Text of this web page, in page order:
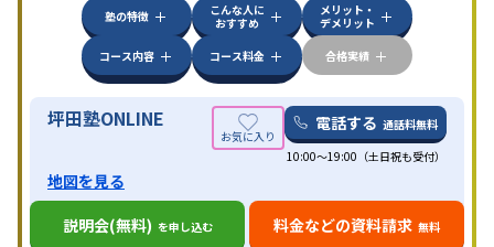
特徴
中高一貫校生に対応授業の振替可能 不登校生に対
学習にPC・タブレットを利用オンライン対応
科目から受講可能季節講習のみの受講可発達障害
の子どもに対応
塾の特徴
こんな人に
おすすめ
メリット・
デメリット
コース内容
コース料金 合格実績
坪田塾ONLINE 電話する 通話料無料
10:00～19:00（土日祝も受付）
地図を見る
説明会(無料) を申し込む 料金などの資料請求 無料